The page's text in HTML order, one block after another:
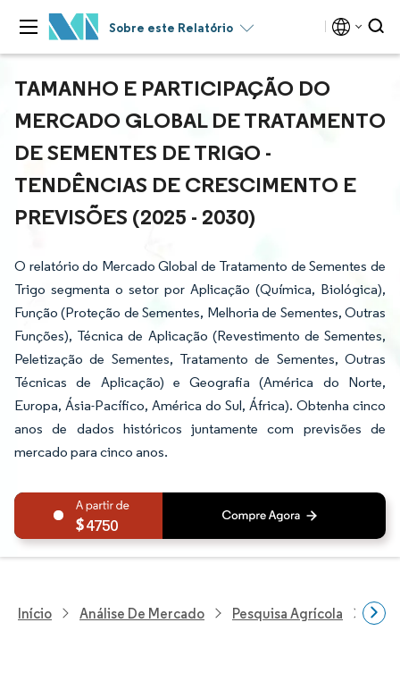
Sobre este Relatório
TAMANHO E PARTICIPAÇÃO DO
MERCADO GLOBAL DE TRATAMENTO
DE SEMENTES DE TRIGO -
TENDÊNCIAS DE CRESCIMENTO E
PREVISÕES (2025 - 2030)
O relatório do Mercado Global de Tratamento de Sementes de
Trigo segmenta o setor por Aplicação (Química, Biológica),
Função (Proteção de Sementes, Melhoria de Sementes, Outras
Funções), Técnica de Aplicação (Revestimento de Sementes,
Peletização de Sementes, Tratamento de Sementes, Outras
Técnicas de Aplicação) e Geografia (América do Norte,
Europa, Ásia-Pacífico, América do Sul, África). Obtenha cinco
anos de dados históricos juntamente com previsões de
mercado para cinco anos.
4750
Início Análise De Mercado Pesquisa Agrícola